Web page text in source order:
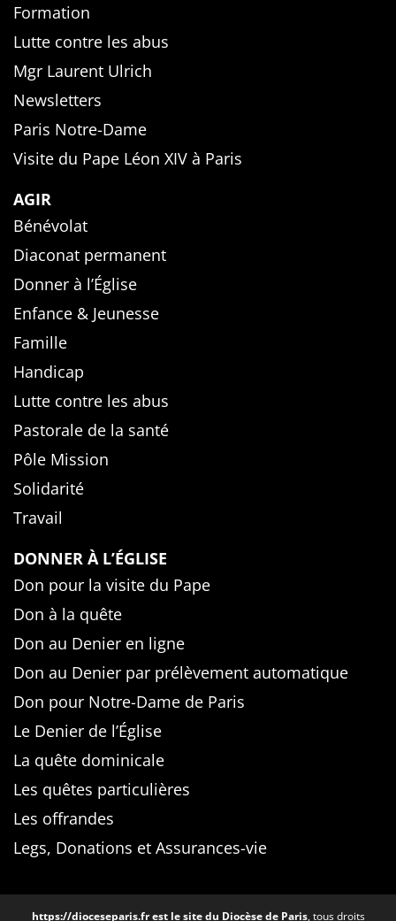
Formation
Lutte contre les abus
Mgr Laurent Ulrich
Newsletters
Paris Notre-Dame
Visite du Pape Léon XIV à Paris
AGIR
Bénévolat
Diaconat permanent
Donner à l’Église
Enfance & Jeunesse
Famille
Handicap
Lutte contre les abus
Pastorale de la santé
Pôle Mission
Solidarité
Travail
DONNER À L’ÉGLISE
Don pour la visite du Pape
Don à la quête
Don au Denier en ligne
Don au Denier par prélèvement automatique
Don pour Notre-Dame de Paris
Le Denier de l’Église
La quête dominicale
Les quêtes particulières
Les offrandes
Legs, Donations et Assurances-vie
https://dioceseparis.frest le site du Diocèse de Paris, tous droits